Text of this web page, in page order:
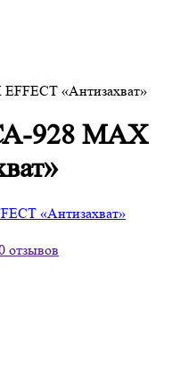
«Антизахват»
928 MAX
отзывов